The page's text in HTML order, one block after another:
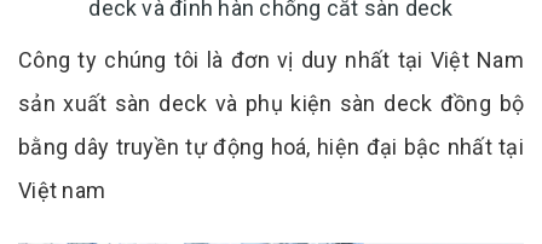
deck và đinh hàn chống cắt sàn deck
Công ty chúng tôi là đơn vị duy nhất tại Việt Nam
sản xuất sàn deck và phụ kiện sàn deck đồng bộ
bằng dây truyền tự động hoá, hiện đại bậc nhất tại
Việt nam